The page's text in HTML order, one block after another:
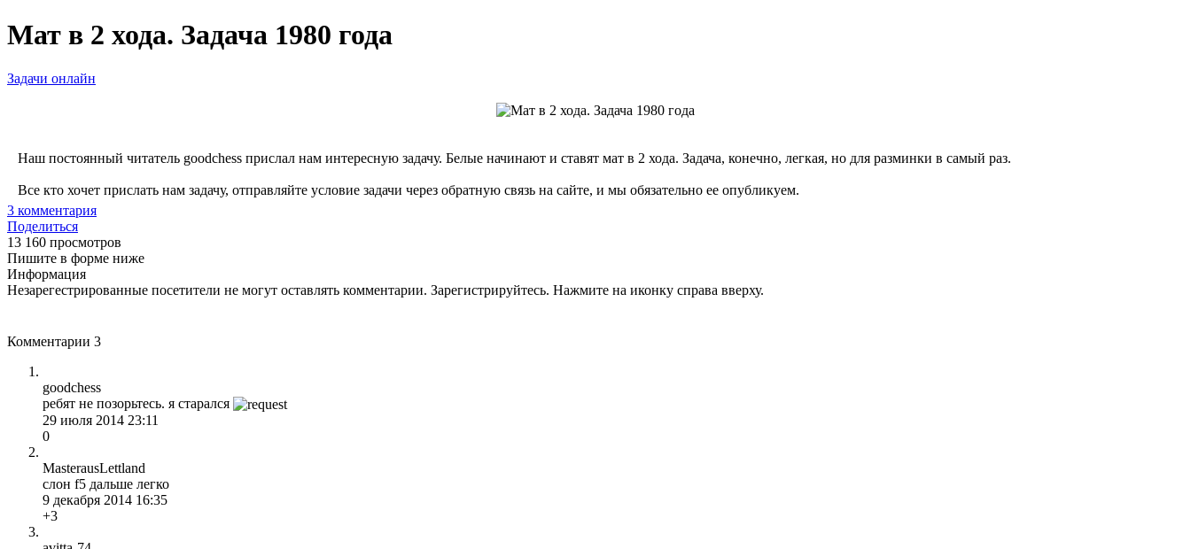
Мат в 2 хода. Задача 1980 года
Задачи онлайн
Наш постоянный читатель goodchess прислал нам интересную задачу. Белые начинают и ставят мат в 2 хода. Задача, конечно, легкая, но для разминки в самый раз.
Все кто хочет прислать нам задачу, отправляйте условие задачи через обратную связь на сайте, и мы обязательно ее опубликуем.
3 комментария
Поделиться
13 160 просмотров
Пишите в форме ниже
Информация
Незарегестрированные посетители не могут оставлять комментарии. Зарегистрируйтесь. Нажмите на иконку справа вверху.
Комментарии 3
goodchess
ребят не позорьтесь. я старался
29 июля 2014 23:11
0
MasterausLettland
слон f5 дальше легко
9 декабря 2014 16:35
+3